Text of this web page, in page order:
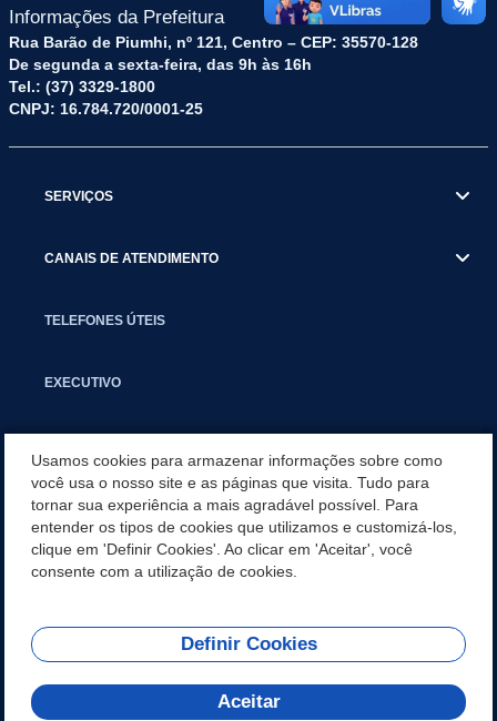
Informações da Prefeitura
Rua Barão de Piumhi, nº 121, Centro – CEP: 35570-128
De segunda a sexta-feira, das 9h às 16h
Tel.: (37) 3329-1800
CNPJ: 16.784.720/0001-25
SERVIÇOS
CANAIS DE ATENDIMENTO
TELEFONES ÚTEIS
EXECUTIVO
APLICATIVO
SECRETARIAS
REDES SOCIAIS
Usamos cookies para armazenar informações sobre como
você usa o nosso site e as páginas que visita. Tudo para
tornar sua experiência a mais agradável possível. Para
entender os tipos de cookies que utilizamos e customizá-los,
clique em 'Definir Cookies'. Ao clicar em 'Aceitar', você
consente com a utilização de cookies.
Definir Cookies
Aceitar